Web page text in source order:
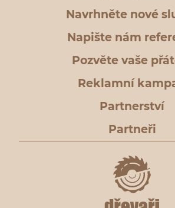
Navrhněte nové
Napište nám
Pozvěte vaše
Reklamní
Partnerství
Partneři